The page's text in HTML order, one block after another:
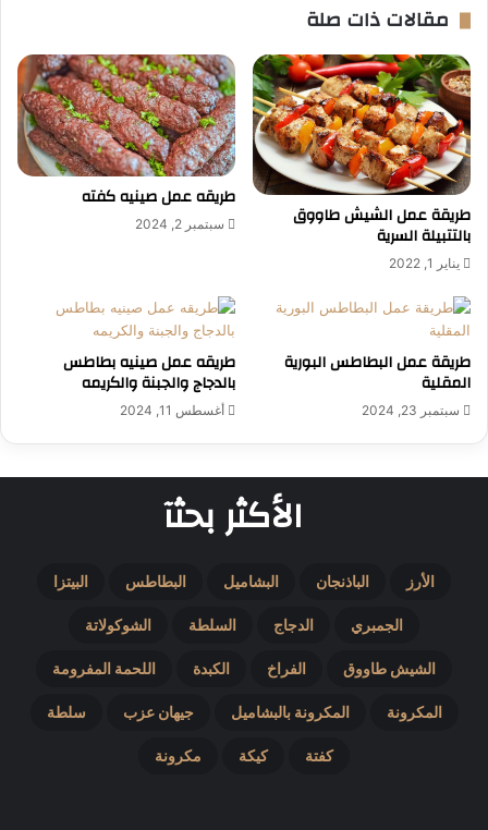
مقالات ذات صلة
طريقة عمل الشيش طاووق
بالتتبيلة السرية
يناير 1, 2022
طريقه عمل صينيه كفته
سبتمبر 2, 2024
طريقة عمل البطاطس البورية
المقلية
سبتمبر 23, 2024
طريقه عمل صينيه بطاطس
بالدجاج والجبنة والكريمه
أغسطس 11, 2024
الأكثر بحثآ
الأرز الباذنجان البشاميل البطاطس البيتزا
الجمبري الدجاج السلطة الشوكولاتة
الشيش طاووق الفراخ الكبدة اللحمة المفرومة
المكرونة المكرونة بالبشاميل جيهان عزب سلطة
كفتة كيكة مكرونة